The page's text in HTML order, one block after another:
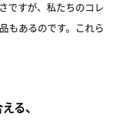
ですが、私たちのコレ
もあるのです。これら
る、